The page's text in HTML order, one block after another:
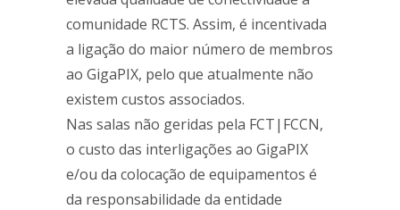
comunidade RCTS. Assim, é incentivada
a ligação do maior número de membros
ao GigaPIX, pelo que atualmente não
existem custos associados.
Nas salas não geridas pela FCT|FCCN,
o custo das interligações ao GigaPIX
e/ou da colocação de equipamentos é
da responsabilidade da entidade